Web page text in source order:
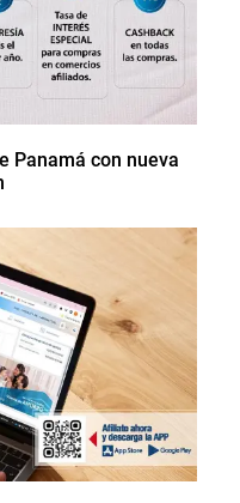
Panamá con nueva